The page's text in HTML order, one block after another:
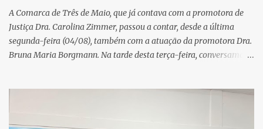
um balanço das principais real...
A Comarca de Três de Maio, que já contava com a promotora de
Justiça Dra. Carolina Zimmer, passou a contar, desde a última
segunda-feira (04/08), também com a atuação da promotora Dra.
Bruna Maria Borgmann. Na tarde desta terça-feira, conversamos
pelo Ministério Público e destacou a importância da instituição
para a comunidade, bem como a relevância da chegada da nova
colega, que contribuirá no andamento dos processos. A Dra. Bruna,